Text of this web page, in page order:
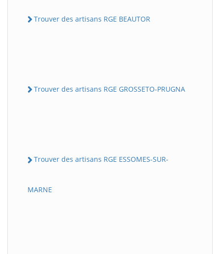
Trouver des artisans RGE BEAUTOR
Trouver des artisans RGE GROSSETO-PRUGNA
Trouver des artisans RGE ESSOMES-SUR-
MARNE